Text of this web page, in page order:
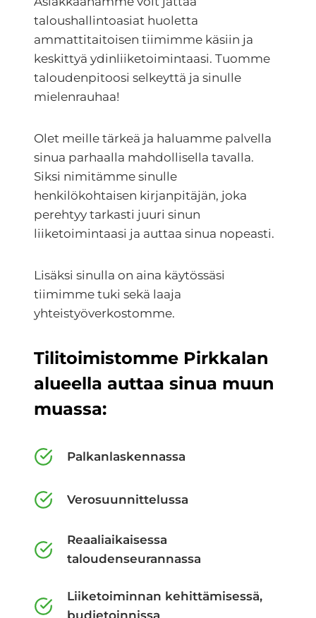
taloushallintoasiat huoletta
ammattitaitoisen tiimimme käsiin ja
keskittyä ydinliiketoimintaasi. Tuomme
taloudenpitoosi selkeyttä ja sinulle
mielenrauhaa!
Olet meille tärkeä ja haluamme palvella
sinua parhaalla mahdollisella tavalla.
Siksi nimitämme sinulle
henkilökohtaisen kirjanpitäjän, joka
perehtyy tarkasti juuri sinun
liiketoimintaasi ja auttaa sinua nopeasti.
Lisäksi sinulla on aina käytössäsi
tiimimme tuki sekä laaja
yhteistyöverkostomme.
Tilitoimistomme Pirkkalan
alueella auttaa sinua muun
muassa:
Palkanlaskennassa
Verosuunnittelussa
Reaaliaikaisessa
taloudenseurannassa
Liiketoiminnan kehittämisessä,